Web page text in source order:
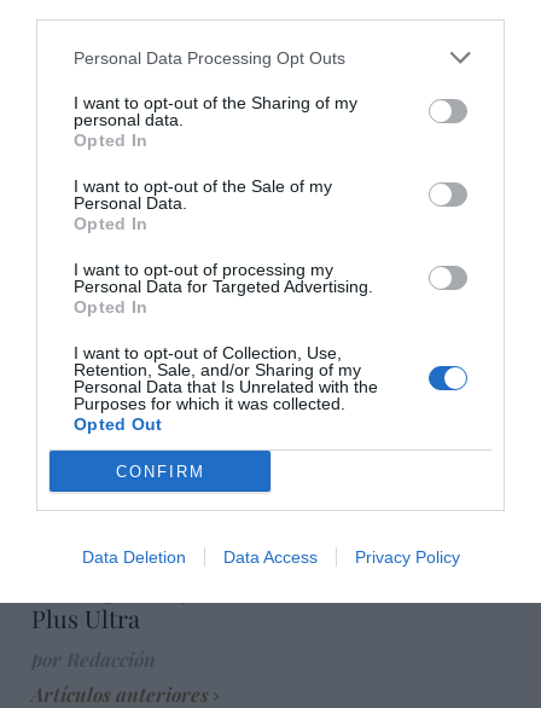
Personal Data Processing Opt Outs
I want to opt-out of the Sharing of my
personal data.
Opted In
I want to opt-out of the Sale of my
Personal Data.
Opted In
I want to opt-out of processing my
Personal Data for Targeted Advertising.
Opted In
I want to opt-out of Collection, Use,
Retention, Sale, and/or Sharing of my
Personal Data that Is Unrelated with the
Purposes for which it was collected.
Opted Out
CONFIRM
Data Deletion Data Access Privacy Policy
INTERNACIONAL
Vuelta a la cordura. Reino Unido obligará a
que los aseos o vestuarios sean utilizados en
función del sexo de nacimiento
Rocío Orizaola
Marcelo Gullo: “El trabajo de desmitificar la
desmontar la falsificación, es un trabajo
cristiano"
por Hispanidad
Artículos anteriores
DIARIO DE LA CORRUPCIÓN SANCHISTA
Diario de la corrupción sanchista. Bolaños
con Zapatero, mientras se desarrollaba la
Plus Ultra
Artículos anteriores